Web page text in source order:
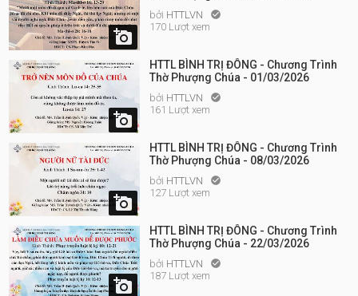

bởi HTTLVN 
170 Lượt xem

HTTL BÌNH TRỊ ĐÔNG - Chương Trình
Thờ Phượng Chúa - 01/03/2026
bởi HTTLVN 
161 Lượt xem

HTTL BÌNH TRỊ ĐÔNG - Chương Trình
Thờ Phượng Chúa - 08/03/2026
bởi HTTLVN 
127 Lượt xem

HTTL BÌNH TRỊ ĐÔNG - Chương Trình
Thờ Phượng Chúa - 22/03/2026
bởi HTTLVN 
187 Lượt xem